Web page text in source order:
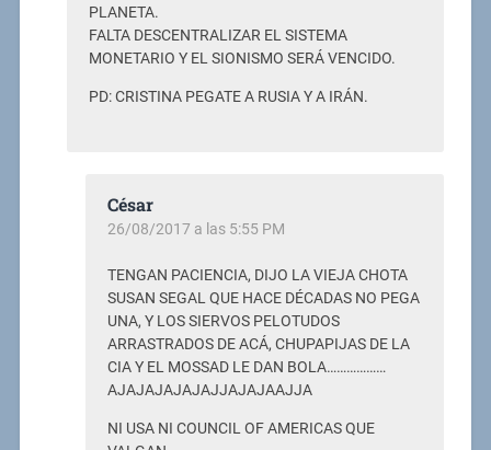
PLANETA.
FALTA DESCENTRALIZAR EL SISTEMA
MONETARIO Y EL SIONISMO SERÁ VENCIDO.
PD: CRISTINA PEGATE A RUSIA Y A IRÁN.
César
26/08/2017 a las 5:55 PM
TENGAN PACIENCIA, DIJO LA VIEJA CHOTA
SUSAN SEGAL QUE HACE DÉCADAS NO PEGA
UNA, Y LOS SIERVOS PELOTUDOS
ARRASTRADOS DE ACÁ, CHUPAPIJAS DE LA
CIA Y EL MOSSAD LE DAN BOLA………………
AJAJAJAJAJAJJAJAJAAJJA
NI USA NI COUNCIL OF AMERICAS QUE